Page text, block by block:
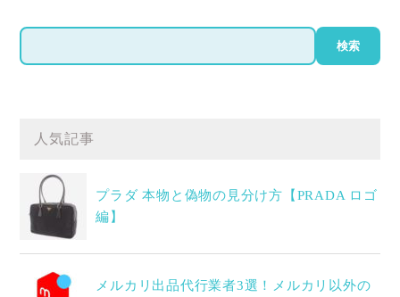
検
索
検索
人気記事
プラダ 本物と偽物の見分け方【PRADA ロゴ
編】
メルカリ出品代行業者3選！メルカリ以外の